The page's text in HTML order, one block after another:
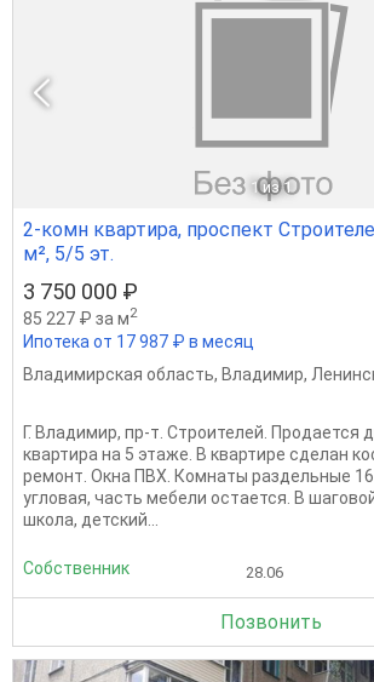
1 из 1
2-комн квартира, проспект
м², 5/5 эт.
3 750 000 ₽
85 227 ₽ за м2
Ипотека от 17 987 ₽ в месяц
Владимирская область, Владимир,
Г. Владимир, пр-т. Строителей. Продается
квартира на 5 этаже. В квартире сделан
ремонт. Окна ПВХ. Комнаты раздельные
угловая, часть мебели остается. В
школа, детский...
Собственник 28.06
Позвонить